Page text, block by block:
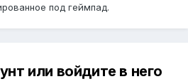
под геймпад.
или войдите в него